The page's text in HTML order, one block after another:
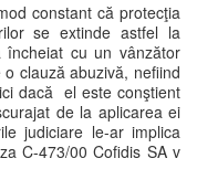
constant că protecţia
se extinde astfel la
cu un vânzător
clauză abuzivă, nefiind
dacă el este conştient
de la aplicarea ei
judiciare le-ar implica
C-473/00 Cofidis SA v